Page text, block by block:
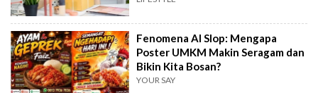
Fenomena AI Slop: Mengapa
Poster UMKM Makin Seragam dan
Bikin Kita Bosan?
YOUR SAY